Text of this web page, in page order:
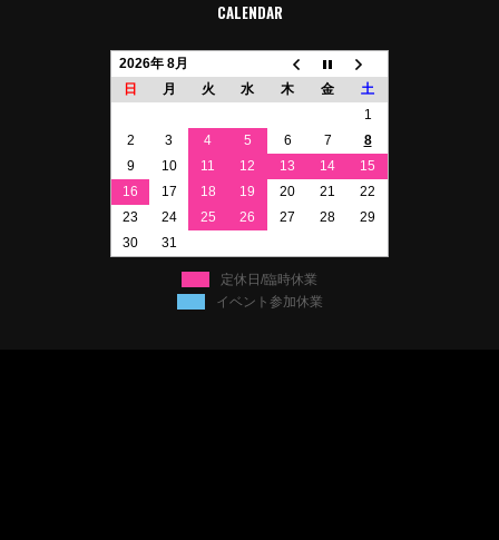
CALENDAR
2026年 8月
日
月 火 水 木 金
土
1
2
3 4 5 6 7
8
9
10 11 12 13 14
15
16
17 18 19 20 21
22
23
24 25 26 27 28
29
30
31
定休日/臨時休業
イベント参加休業